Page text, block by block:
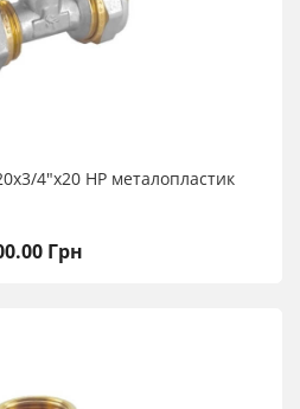
4"х20 НР металопластик
Грн